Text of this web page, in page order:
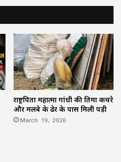
राष्ट्रपिता महात्मा गांधी की प्रतिमा कचरे
और मलबे के ढेर के पास मिली पड़ी
March 19, 2026